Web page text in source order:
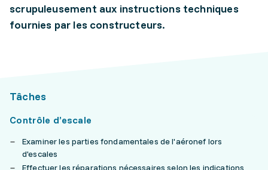
scrupuleusement aux instructions techniques
fournies par les constructeurs.
Tâches
Contrôle d’escale
Examiner les parties fondamentales de l'aéronef lors
d'escales
Effectuer les réparations nécessaires selon les indications